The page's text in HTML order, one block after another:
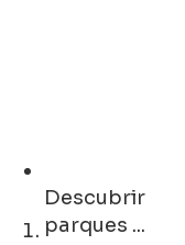
Descubrir
parques ...